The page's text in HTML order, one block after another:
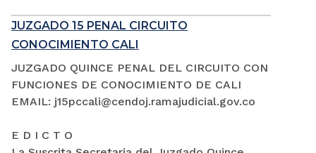
JUZGADO 15 PENAL CIRCUITO
CONOCIMIENTO CALI
JUZGADO QUINCE PENAL DEL CIRCUITO CON
FUNCIONES DE CONOCIMIENTO DE CALI
EMAIL: j15pccali@cendoj.ramajudicial.gov.co
E D I C T O